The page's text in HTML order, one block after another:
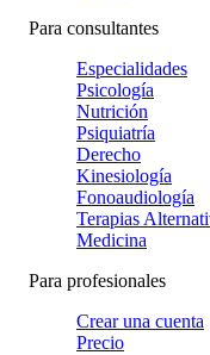
Para consultantes
Especialidades
Psicología
Nutrición
Psiquiatría
Derecho
Kinesiología
Fonoaudiología
Terapias
Medicina
Para profesionales
Crear una cuenta
Precio